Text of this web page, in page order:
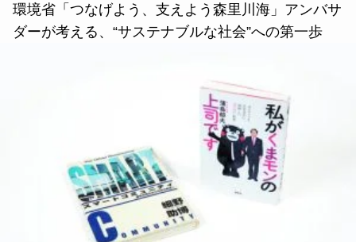
環境省「つなげよう、支えよう森里川海」アンバサ
ダーが考える、“サステナブルな社会”への第一歩